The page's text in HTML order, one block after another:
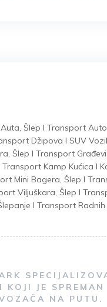
, Šlep I Transport
Džipova I SUV
, Šlep I Transport
Transport Kamp Kućica I
Mini Bagera, Šlep I
Viljuškara, Šlep I
I Transport Radnih
JE
NA PUTU.